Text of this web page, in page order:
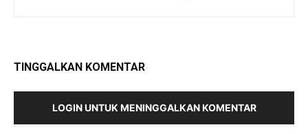
TINGGALKAN KOMENTAR
LOGIN UNTUK MENINGGALKAN KOMENTAR